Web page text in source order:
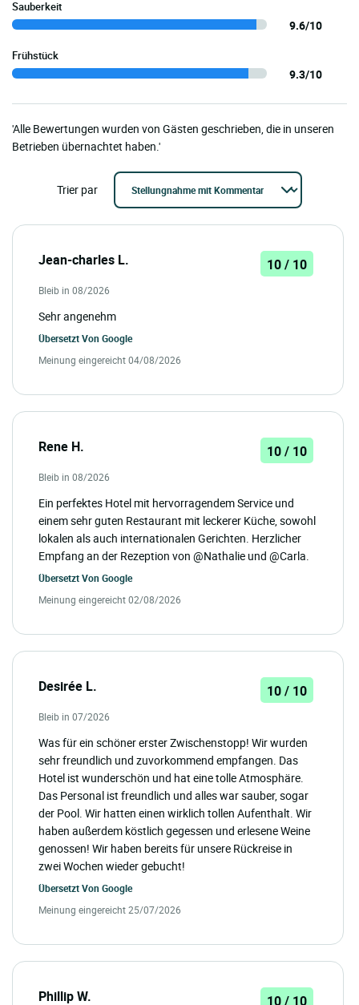
Sauberkeit
9.6/10
Frühstück
9.3/10
'Alle Bewertungen wurden von Gästen geschrieben, die in unseren
Betrieben übernachtet haben.'
Trier par
Jean-charles L. 10 / 10
Bleib in 08/2026
Sehr angenehm
Übersetzt Von Google
Meinung eingereicht 04/08/2026
Rene H. 10 / 10
Bleib in 08/2026
Ein perfektes Hotel mit hervorragendem Service und
einem sehr guten Restaurant mit leckerer Küche, sowohl
lokalen als auch internationalen Gerichten. Herzlicher
Empfang an der Rezeption von @Nathalie und @Carla.
Übersetzt Von Google
Meinung eingereicht 02/08/2026
Desirée L. 10 / 10
Bleib in 07/2026
Was für ein schöner erster Zwischenstopp! Wir wurden
sehr freundlich und zuvorkommend empfangen. Das
Hotel ist wunderschön und hat eine tolle Atmosphäre.
Das Personal ist freundlich und alles war sauber, sogar
der Pool. Wir hatten einen wirklich tollen Aufenthalt. Wir
haben außerdem köstlich gegessen und erlesene Weine
genossen! Wir haben bereits für unsere Rückreise in
zwei Wochen wieder gebucht!
Übersetzt Von Google
Meinung eingereicht 25/07/2026
Phillip W. 10 / 10